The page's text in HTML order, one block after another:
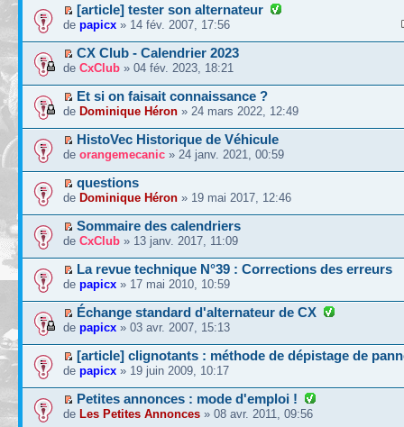
[article] tester son alternateur
de papicx » 14 fév. 2007, 17:56
CX Club - Calendrier 2023
de CxClub » 04 fév. 2023, 18:21
Et si on faisait connaissance ?
de Dominique Héron » 24 mars 2022, 12:49
HistoVec Historique de Véhicule
de orangemecanic » 24 janv. 2021, 00:59
questions
de Dominique Héron » 19 mai 2017, 12:46
Sommaire des calendriers
de CxClub » 13 janv. 2017, 11:09
La revue technique N°39 : Corrections des erreurs
de papicx » 17 mai 2010, 10:59
Échange standard d'alternateur de CX
de papicx » 03 avr. 2007, 15:13
[article] clignotants : méthode de dépistage de
de papicx » 19 juin 2009, 10:17
Petites annonces : mode d'emploi !
de Les Petites Annonces » 08 avr. 2011, 09:56